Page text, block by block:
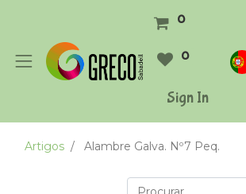
0
0
Sign In
Artigos Alambre Galva. Nº7 Peq.